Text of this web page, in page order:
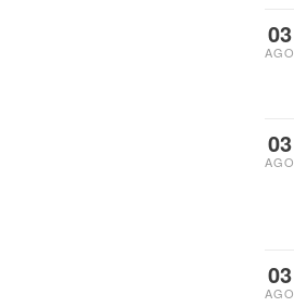
03
AGO
03
AGO
03
AGO